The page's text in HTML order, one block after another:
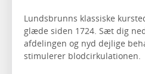
Lundsbrunns klassiske
glæde siden 1724. Sæt dig
afdelingen og nyd dejlige
stimulerer blodcirkulationen.